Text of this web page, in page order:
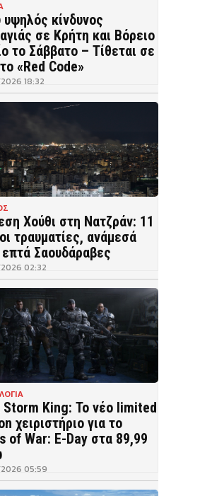
κίνδυνος
σε Κρήτη και Βόρειο
το Σάββατο – Τίθεται σε
«Red Code»
18:32
Χούθι στη Νατζράν: 11
τραυματίες, ανάμεσά
Σαουδάραβες
02:32
Storm King: Το νέο limited
χειριστήριο για το
of War: E-Day στα 89,99
05:59